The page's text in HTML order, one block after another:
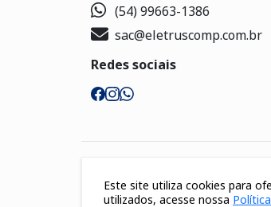
(54) 99663-1386
sac@eletruscomp.com.br
Redes sociais
Segurança
Este site utiliza cookies para
utilizados, acesse nossa